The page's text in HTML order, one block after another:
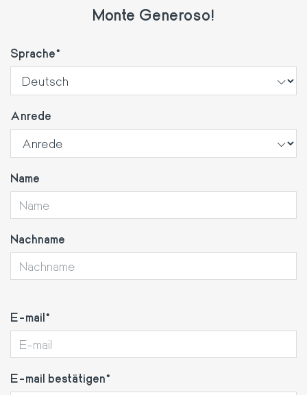
Monte Generoso!
Sprache
Anrede
Name
Nachname
mail
E-mail
E-mail bestätigen